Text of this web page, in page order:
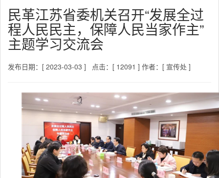
民革江苏省委机关召开“发展全过
程人民民主，保障人民当家作主”
主题学习交流会
发布日期：[ 2023-03-03 ] 点击：[ 12091 ] 作者：[ 宣传处 ]